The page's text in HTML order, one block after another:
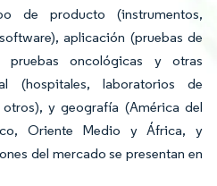
de producto (instrumentos,
aplicación (pruebas de
pruebas oncológicas y otras
(hospitales, laboratorios de
y geografía (América del
Oriente Medio y África, y
del mercado se presentan en